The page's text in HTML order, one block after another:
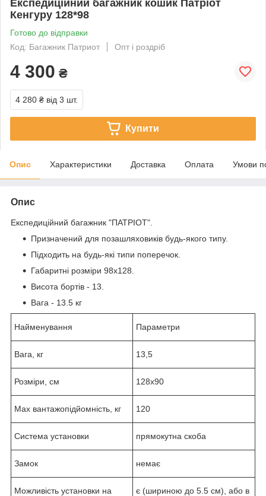
Експедиційний багажник кошик Патріот
Кенгуру 128*98
Готово до відправки
Код: Багажник Патриот
Опт і роздріб
4 300 ₴
4 280 ₴ від 3 шт.
Купити
Опис Характеристики Доставка Оплата Умови
Опис
Експедиційний багажник "ПАТРІОТ".
Призначений для позашляховиків будь-якого типу.
Підходить на будь-які типи поперечок.
Габаритні розміри 98х128.
Висота бортів - 13.
Вага - 13.5 кг
Найменування Параметри
Вага, кг 13,5
Розміри, см 128х90
Max вантажопідйомність, кг 120
Система установки прямокутна скоба
Замок немає
Можливість установки на
є (шириною до 5.5 см), або в